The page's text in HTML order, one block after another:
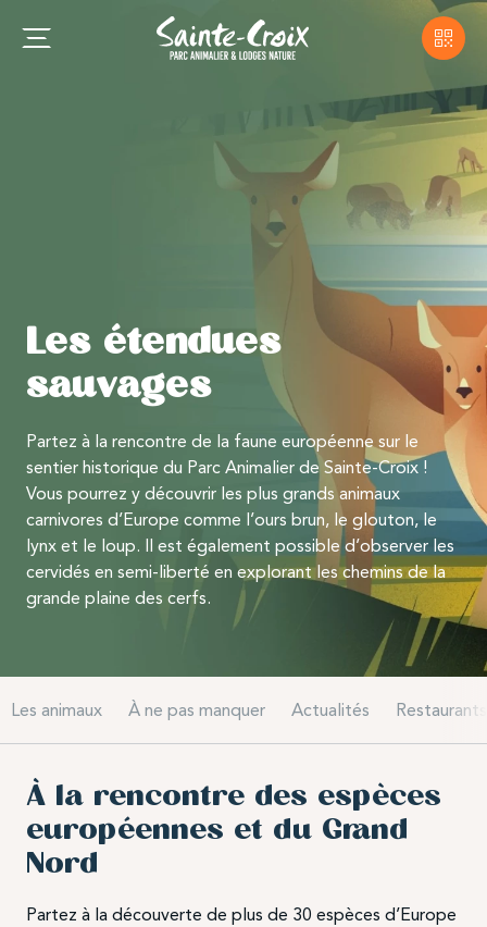
Les étendues
sauvages
Partez à la rencontre de la faune européenne sur le
sentier historique du Parc Animalier de Sainte-Croix !
Vous pourrez y découvrir les plus grands animaux
carnivores d’Europe comme l’ours brun, le glouton, le
lynx et le loup. Il est également possible d’observer les
cervidés en semi-liberté en explorant les chemins de la
grande plaine des cerfs.
Les animaux À ne pas manquer Actualités Restaurants
À la rencontre des espèces
européennes et du Grand
Nord
Partez à la découverte de plus de 30 espèces d’Europe